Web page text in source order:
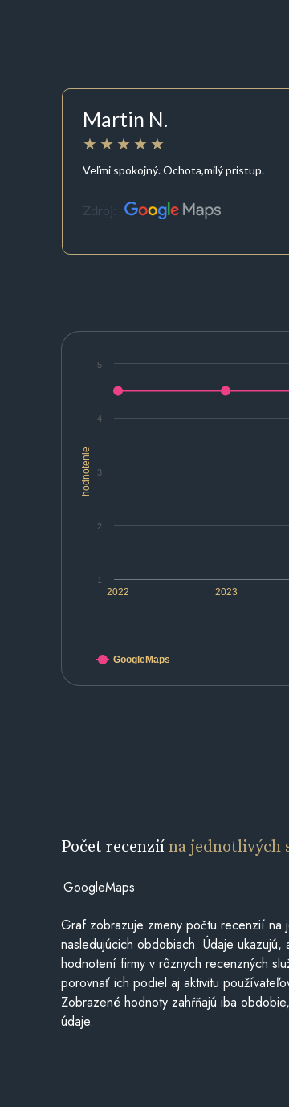
Martin N.
Veľmi spokojný. Ochota,milý pristup.
Zdroj:
hodnotenie
2022 2023
1
2
3
4
5
GoogleMaps
Počet recenziína jednotlivých
GoogleMaps
Graf zobrazuje zmeny počtu recenzií na
nasledujúcich obdobiach. Údaje ukazujú,
hodnotení firmy v rôznych recenzných
porovnať ich podiel aj aktivitu
Zobrazené hodnoty zahŕňajú iba
údaje.